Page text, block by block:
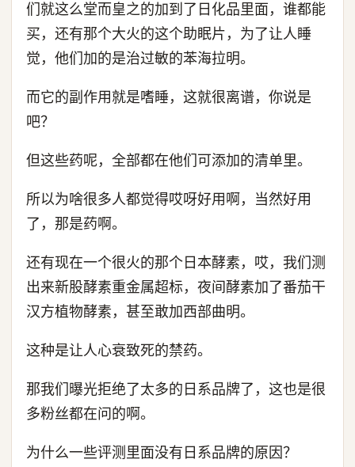
们就这么堂而皇之的加到了日化品里面，谁都能
买，还有那个大火的这个助眠片，为了让人睡
觉，他们加的是治过敏的苯海拉明。
而它的副作用就是嗜睡，这就很离谱，你说是
吧？
但这些药呢，全部都在他们可添加的清单里。
所以为啥很多人都觉得哎呀好用啊，当然好用
了，那是药啊。
还有现在一个很火的那个日本酵素，哎，我们测
出来新股酵素重金属超标，夜间酵素加了番茄干
汉方植物酵素，甚至敢加西部曲明。
这种是让人心衰致死的禁药。
那我们曝光拒绝了太多的日系品牌了，这也是很
多粉丝都在问的啊。
为什么一些评测里面没有日系品牌的原因？